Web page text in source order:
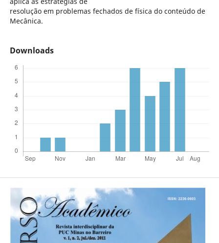
resolução em problemas fechados de física do conteúdo de
Mecânica.
Downloads